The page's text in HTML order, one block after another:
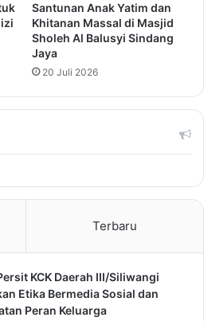
Santunan Anak Yatim dan
Khitanan Massal di Masjid
Sholeh Al Balusyi Sindang
Jaya
20 Juli 2026
Terbaru
KCK Daerah III/Siliwangi
Etika Bermedia Sosial dan
Peran Keluarga